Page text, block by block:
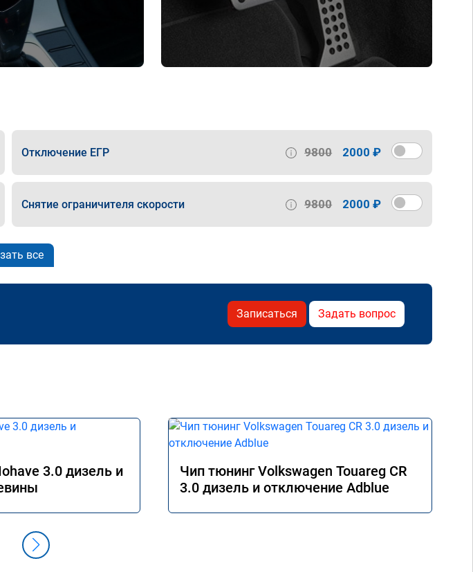
Отключение ЕГР 9800 2000 ₽
Снятие ограничителя скорости 9800 2000 ₽
все
Записаться Задать вопрос
3.0 дизель и
Чип тюнинг Volkswagen Touareg CR
3.0 дизель и отключение Adblue